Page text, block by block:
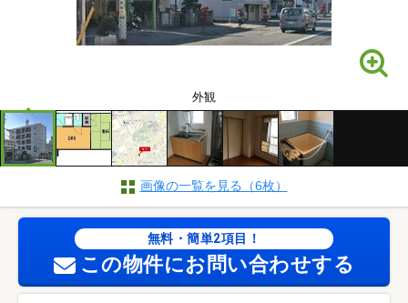
外観
画像の一覧を見る（6枚）
無料・簡単2項目！
この物件にお問い合わせする